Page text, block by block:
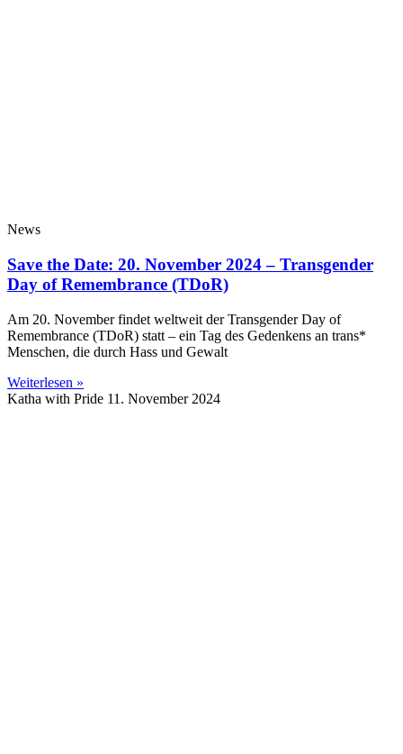
News
Save the Date: 20. November 2024 – Transgender
Day of Remembrance (TDoR)
Am 20. November findet weltweit der Transgender Day of
Remembrance (TDoR) statt – ein Tag des Gedenkens an trans*
Menschen, die durch Hass und Gewalt
Weiterlesen »
Katha with Pride 11. November 2024